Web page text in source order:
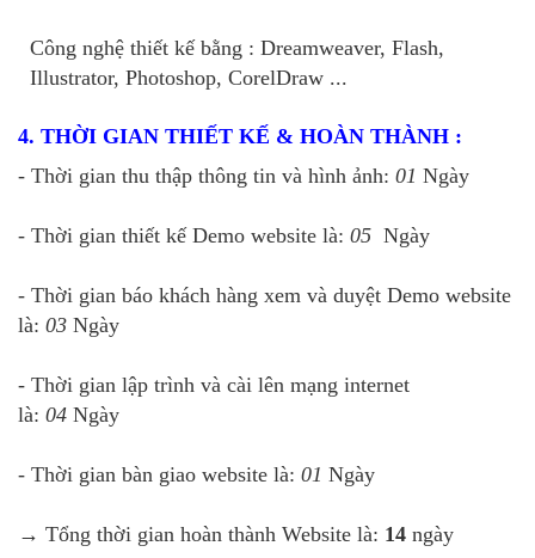
Công nghệ thiết kế bằng : Dreamweaver, Flash,
Illustrator, Photoshop, CorelDraw ...
4. THỜI GIAN THIẾT KẾ & HOÀN THÀNH :
- Thời gian thu thập thông tin và hình ảnh: 01 Ngày
- Thời gian thiết kế Demo website là: 05 Ngày
- Thời gian báo khách hàng xem và duyệt Demo website
là: 03 Ngày
- Thời gian lập trình và cài lên mạng internet
là: 04 Ngày
- Thời gian bàn giao website là: 01 Ngày
→ Tổng thời gian hoàn thành Website là: 14 ngày